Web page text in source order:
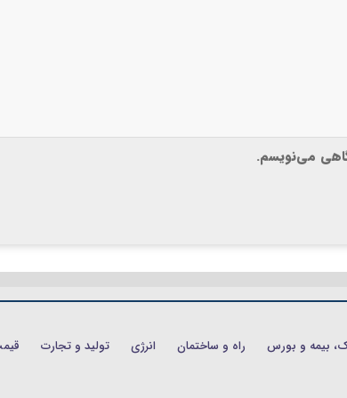
می‌نویسم.
بیمه و بورس راه و ساختمان انرژی تولید و تجارت